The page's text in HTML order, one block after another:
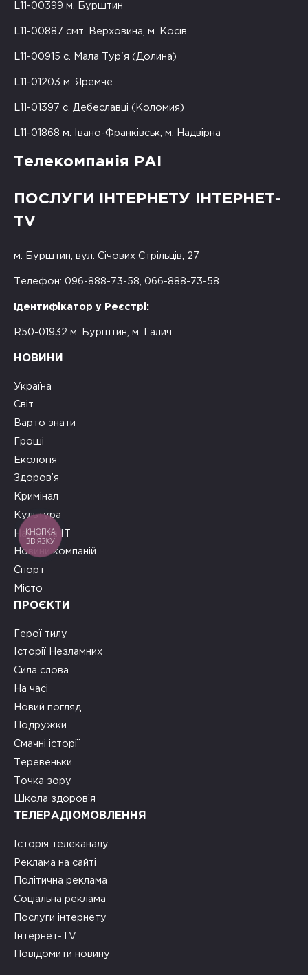
L11-00399 м. Бурштин
L11-00887 смт. Верховина, м. Косів
L11-00915 с. Мала Тур'я (Долина)
L11-01203 м. Яремче
L11-01397 с. Дебеславці (Коломия)
L11-01868 м. Івано-Франківськ, м. Надвірна
Телекомпанія РАІ
ПОСЛУГИ ІНТЕРНЕТУ ІНТЕРНЕТ-
TV
м. Бурштин, вул. Січових Стрільців, 27
Телефон: 096-888-73-58, 066-888-73-58
Ідентифікатор у Реєстрі:
R50-01932 м. Бурштин, м. Галич
НОВИНИ
Україна
Світ
Варто знати
Гроші
Екологія
Здоров’я
Кримінал
Культура
Наука та ІТ
Новини компаній
Спорт
Місто
ПРОЄКТИ
Герої тилу
Історії Незламних
Сила слова
На часі
Новий погляд
Подружки
Смачні історії
Теревеньки
Точка зору
Школа здоров’я
ТЕЛЕРАДІОМОВЛЕННЯ
Історія телеканалу
Реклама на сайті
Політична реклама
Соціальна реклама
Послуги інтернету
Інтернет-TV
Повідомити новину
КНОПКА
ЗВ'ЯЗКУ